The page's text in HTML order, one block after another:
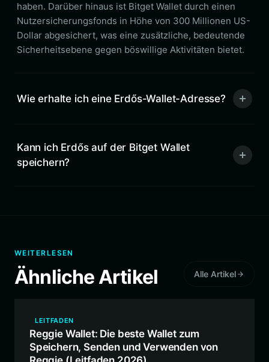
haben. Darüber hinaus ist Bitget Wallet durch einen
Nutzersicherungsfonds in Höhe von 300 Millionen US-
Dollar abgesichert, was eine zusätzliche, bedeutende
Sicherheitsebene gegen böswillige Aktivitäten bietet.
Wie erhalte ich eine Erdős-Wallet-Adresse?
Kann ich Erdős auf der Bitget Wallet
speichern?
WEITERLESEN
Ähnliche Artikel Alle Artikel
LEITFADEN
Reggie Wallet: Die beste Wallet zum
Speichern, Senden und Verwenden von